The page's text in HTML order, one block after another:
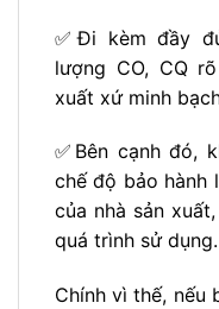
✅Đi kèm đầy
lượng CO, CQ
xuất xứ minh
✅Bên cạnh đó,
chế độ bảo hành
của nhà sản
quá trình sử dụng.
Chính vì thế, nếu